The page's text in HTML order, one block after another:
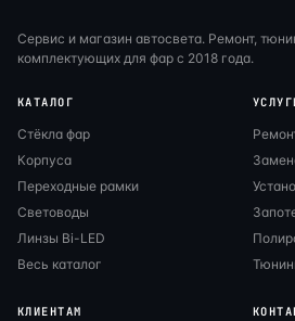
Сервис и магазин автосвета. Ремонт,
комплектующих для фар с 2018 года.
КАТАЛОГ
Стёкла фар
Корпуса
Переходные рамки
Световоды
Линзы Bi-LED
Весь каталог
КЛИЕНТАМ